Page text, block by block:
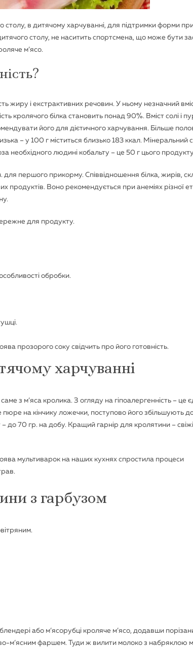
столу, в дитячому харчуванні, для підтримки форми
столу, не наситить спортсмена, що може бути
м’ясо.
жиру і екстрактивних речовин. У ньому незначний
кролячого білка становить понад 90%. Вміст солі і
його для дієтичного харчування. Більше
– у 100 г міститься близько 183 ккал. Мінеральний
необхідного людині кобальту – це 50 г цього продукту
першого прикорму. Співвідношення білка, жирів,
продуктів. Воно рекомендується при анеміях різної
для продукту.
обробки.
прозорого соку свідчить про його готовність.
харчуванні
з м’яса кролика. З огляду на гіпоалергенність – це
пюре на кінчику ложечки, поступово його збільшують
до 70 гр. на добу. Кращий гарнір для кролятини –
мультиварок на наших кухнях спростила процеси
з гарбузом
або м’ясорубці кроляче м’ясо, додавши
м’ясним фаршем. Туди ж вилити молоко з набряклою